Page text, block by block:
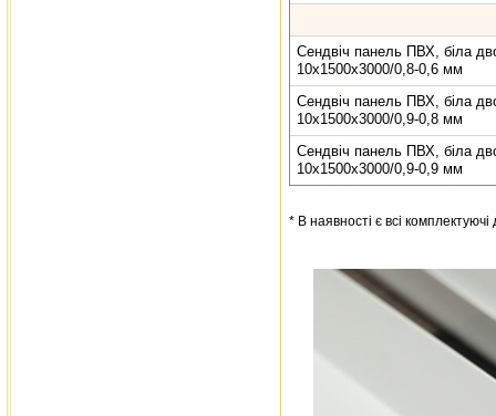
Сендвіч панель ПВХ, біла
10х1500х3000/0,8-0,6 мм
Сендвіч панель ПВХ, біла
10х1500х3000/0,9-0,8 мм
Сендвіч панель ПВХ, біла
10х1500х3000/0,9-0,9 мм
* В наявності є всі